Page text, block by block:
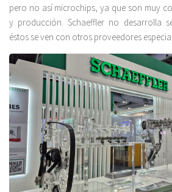
pero no así microchips, ya que son muy
y producción. Schaeffler no desarrolla
éstos se ven con otros proveedores